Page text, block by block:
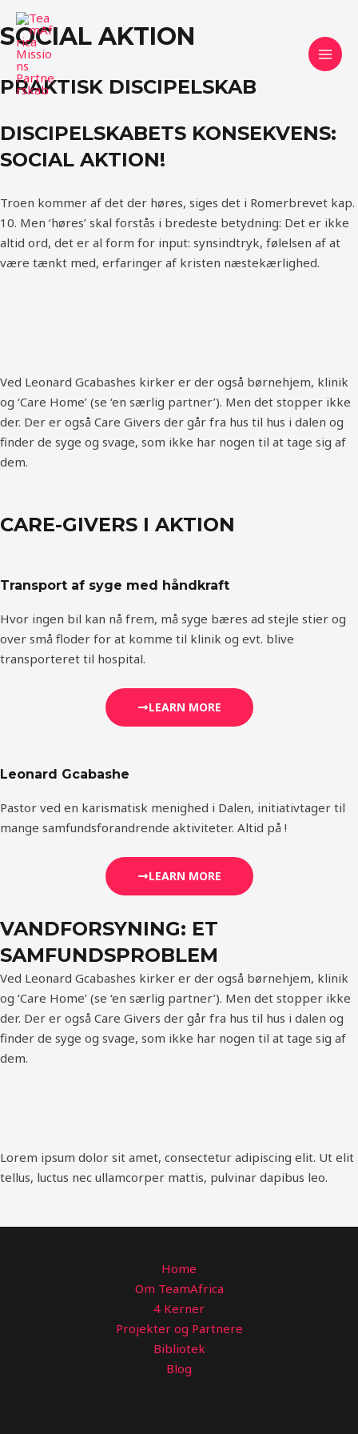
Skip
to
content
SOCIAL AKTION
PRAKTISK DISCIPELSKAB
DISCIPELSKABETS KONSEKVENS:
SOCIAL AKTION!
Troen kommer af det der høres, siges det i Romerbrevet kap.
10. Men ‘høres’ skal forstås i bredeste betydning: Det er ikke
altid ord, det er al form for input: synsindtryk, følelsen af at
være tænkt med, erfaringer af kristen næstekærlighed.
Ved Leonard Gcabashes kirker er der også børnehjem, klinik
og ‘Care Home’ (se ‘en særlig partner’). Men det stopper ikke
der. Der er også Care Givers der går fra hus til hus i dalen og
finder de syge og svage, som ikke har nogen til at tage sig af
dem.
CARE-GIVERS I AKTION
Transport af syge med håndkraft
Hvor ingen bil kan nå frem, må syge bæres ad stejle stier og
over små floder for at komme til klinik og evt. blive
transporteret til hospital.
LEARN MORE
Leonard Gcabashe
Pastor ved en karismatisk menighed i Dalen, initiativtager til
mange samfundsforandrende aktiviteter. Altid på !
LEARN MORE
VANDFORSYNING: ET
SAMFUNDSPROBLEM
Ved Leonard Gcabashes kirker er der også børnehjem, klinik
og ‘Care Home’ (se ‘en særlig partner’). Men det stopper ikke
der. Der er også Care Givers der går fra hus til hus i dalen og
finder de syge og svage, som ikke har nogen til at tage sig af
dem.
Lorem ipsum dolor sit amet, consectetur adipiscing elit. Ut elit
tellus, luctus nec ullamcorper mattis, pulvinar dapibus leo.
Home
Om TeamAfrica
4 Kerner
Projekter og Partnere
Bibliotek
Blog